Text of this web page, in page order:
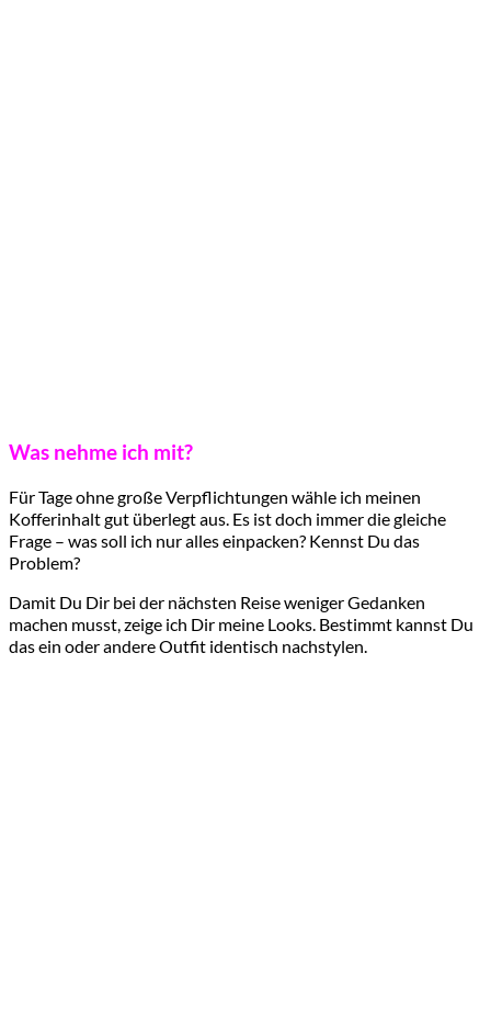
Was nehme ich mit?
Für Tage ohne große Verpflichtungen wähle ich meinen
Kofferinhalt gut überlegt aus. Es ist doch immer die gleiche
Frage – was soll ich nur alles einpacken? Kennst Du das
Problem?
Damit Du Dir bei der nächsten Reise weniger Gedanken
machen musst, zeige ich Dir meine Looks. Bestimmt kannst Du
das ein oder andere Outfit identisch nachstylen.